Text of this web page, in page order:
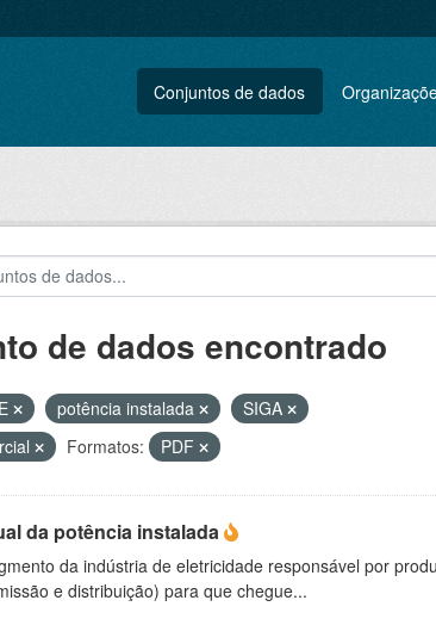
Conjuntos de dados
de dados encontrado
potência instalada
SIGA
Formatos: PDF
da potência instalada
da indústria de eletricidade responsável por
e distribuição) para que chegue...